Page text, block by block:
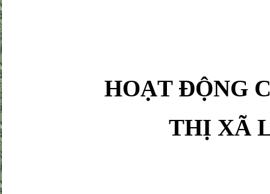
HOẠT ĐỘNG
THỊ XÃ